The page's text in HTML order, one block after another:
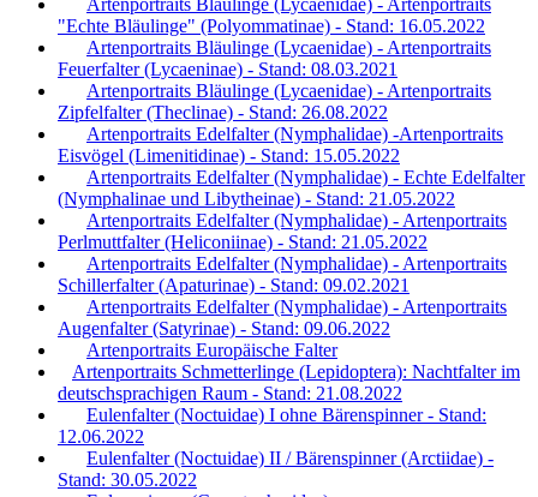
Artenportraits Bläulinge (Lycaenidae) - Artenportraits
"Echte Bläulinge" (Polyommatinae) - Stand: 16.05.2022
Artenportraits Bläulinge (Lycaenidae) - Artenportraits
Feuerfalter (Lycaeninae) - Stand: 08.03.2021
Artenportraits Bläulinge (Lycaenidae) - Artenportraits
Zipfelfalter (Theclinae) - Stand: 26.08.2022
Artenportraits Edelfalter (Nymphalidae) -Artenportraits
Eisvögel (Limenitidinae) - Stand: 15.05.2022
Artenportraits Edelfalter (Nymphalidae) - Echte Edelfalter
(Nymphalinae und Libytheinae) - Stand: 21.05.2022
Artenportraits Edelfalter (Nymphalidae) - Artenportraits
Perlmuttfalter (Heliconiinae) - Stand: 21.05.2022
Artenportraits Edelfalter (Nymphalidae) - Artenportraits
Schillerfalter (Apaturinae) - Stand: 09.02.2021
Artenportraits Edelfalter (Nymphalidae) - Artenportraits
Augenfalter (Satyrinae) - Stand: 09.06.2022
Artenportraits Europäische Falter
Artenportraits Schmetterlinge (Lepidoptera): Nachtfalter im
deutschsprachigen Raum - Stand: 21.08.2022
Eulenfalter (Noctuidae) I ohne Bärenspinner - Stand:
12.06.2022
Eulenfalter (Noctuidae) II / Bärenspinner (Arctiidae) -
Stand: 30.05.2022